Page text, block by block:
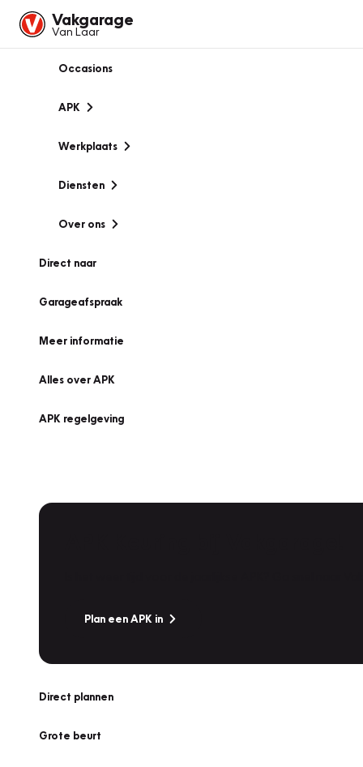
Vakgarage
Van Laar
Occasions
APK
Werkplaats
Diensten
Over ons
Direct naar
Garageafspraak
Meer informatie
Alles over APK
APK regelgeving
Plan een APK in
Direct plannen
Grote beurt